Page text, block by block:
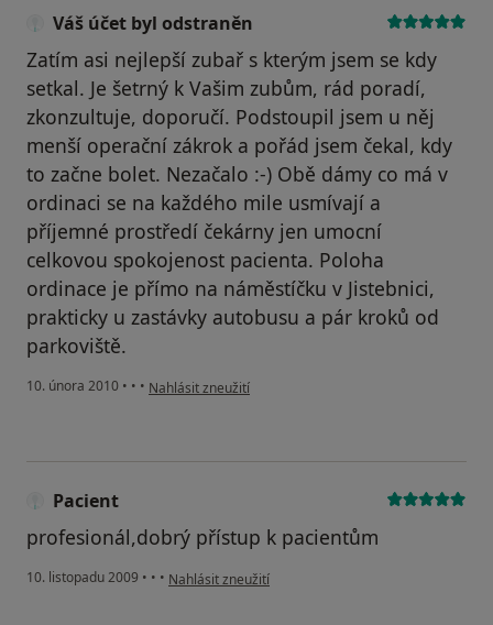
Váš účet byl odstraněn
Zatím asi nejlepší zubař s kterým jsem se kdy
setkal. Je šetrný k Vašim zubům, rád poradí,
zkonzultuje, doporučí. Podstoupil jsem u něj
menší operační zákrok a pořád jsem čekal, kdy
to začne bolet. Nezačalo :-) Obě dámy co má v
ordinaci se na každého mile usmívají a
příjemné prostředí čekárny jen umocní
celkovou spokojenost pacienta. Poloha
ordinace je přímo na náměstíčku v Jistebnici,
prakticky u zastávky autobusu a pár kroků od
parkoviště.
10. února 2010 • • • podle názoru uživatele Váš účet byl odstraněn
Nahlásit zneužití
Pacient
profesionál,dobrý přístup k pacientům
10. listopadu 2009 • • • podle názoru uživatele Pacient
Nahlásit zneužití